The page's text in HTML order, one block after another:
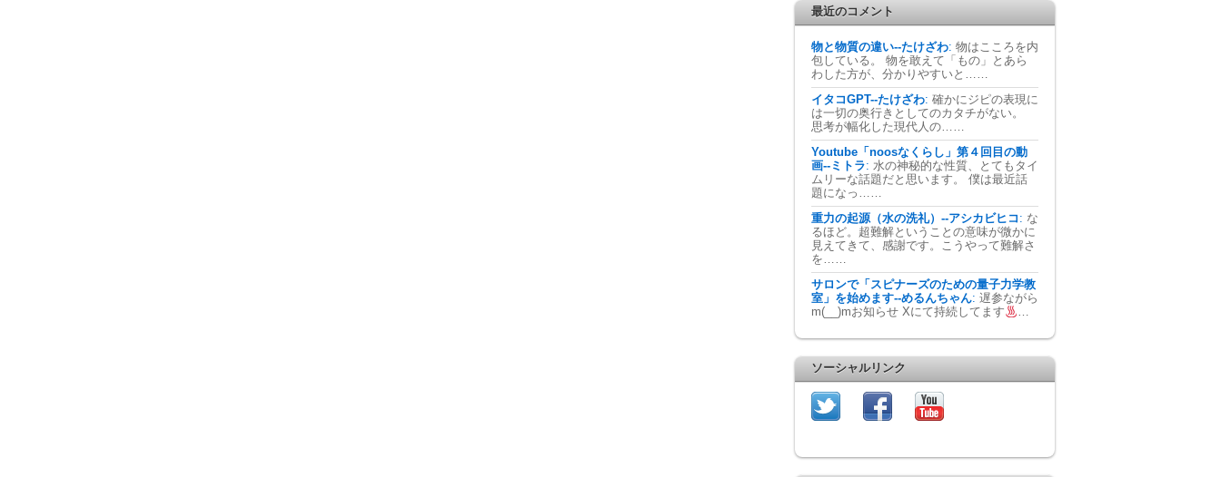
最近のコメント
物と物質の違い--たけざわ: 物はこころを内
包している。 物を敢えて「もの」とあら
わした方が、分かりやすいと……
イタコGPT--たけざわ: 確かにジピの表現に
は一切の奥行きとしてのカタチがない。
思考が幅化した現代人の……
Youtube「noosなくらし」第４回目の動
画--ミトラ: 水の神秘的な性質、とてもタイ
ムリーな話題だと思います。 僕は最近話
題になっ……
重力の起源（水の洗礼）--アシカビヒコ : な
るほど。超難解ということの意味が微かに
見えてきて、感謝です。こうやって難解さ
を……
サロンで「スピナーズのための量子力学教
室」を始めます--めるんちゃん: 遅参ながら
m(__)mお知らせ Xにて持続してます
…
ソーシャルリンク